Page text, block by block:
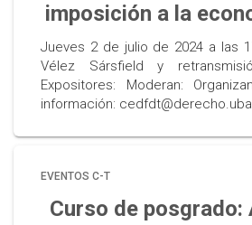
imposición a la
Jueves 2 de julio de 2024 a las
Vélez Sársfield y
Expositores: Moderan:
información:
EVENTOS C-T
Curso de posgrado: